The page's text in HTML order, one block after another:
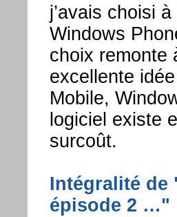
j’avais choisi
Windows
choix remonte
excellente
Mobile,
logiciel existe
surcoût.
Intégralité de
épisode 2 …"